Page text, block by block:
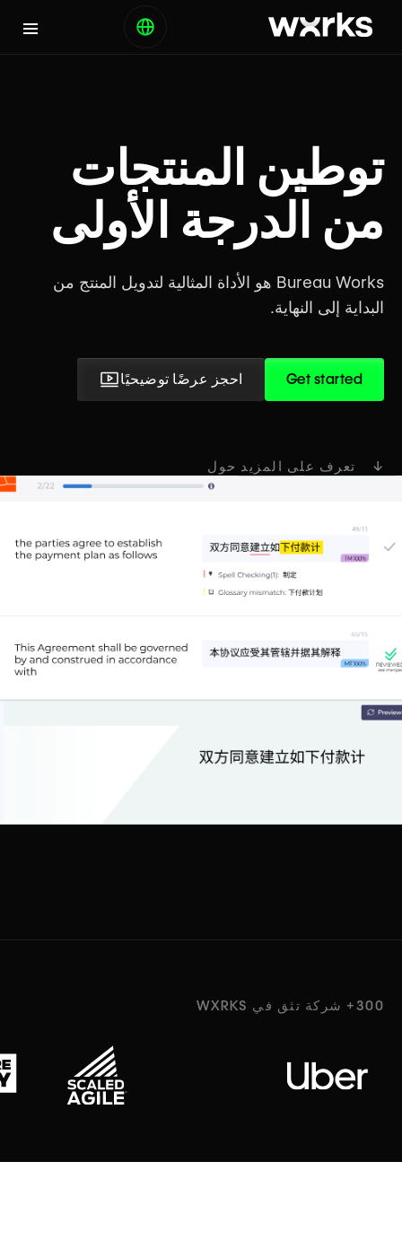
توطين المنتجات
من الدرجة الأولى
Bureau Works هو الأداة المثالية لتدويل المنتج من
البداية إلى النهاية.
Get started احجز عرضًا توضيحيًا
↓ تعرف على المزيد حول
300+ شركة تثق في WXRKS